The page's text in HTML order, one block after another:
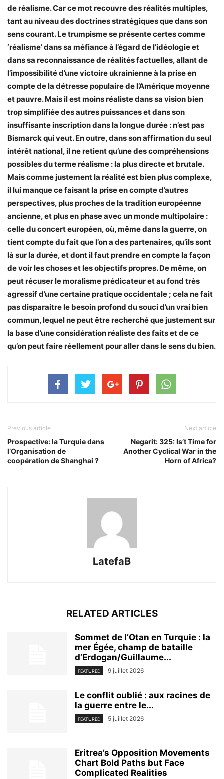
de réalisme. Car ce mot recouvre des réalités multiples,
tant au niveau des doctrines stratégiques que dans son
sens courant. Le trumpisme se présente certes comme
‘réalisme’ dans sa méfiance à l’égard de l’idéologie et
dans sa reconnaissance de réalités factuelles, allant de
l’impossibilité d’une victoire ukrainienne à la prise en
compte de la détresse populaire de l’Amérique moyenne
et pauvre. Mais il est moins réaliste dans sa vision bien
trop simplifiée des autres puissances et dans son
insuffisante inscription dans la longue durée : n’est pas
Bismarck qui veut. En outre, dans son affirmation du seul
intérêt national, il ne retient qu’une des compréhensions
possibles du terme réalisme : la plus directe et brutale.
Mais comme justement la réalité est bien plus complexe,
il lui manque ce faisant la prise en compte d’autres
perspectives, plus proches de la tradition européenne
ancienne, et plus en phase avec un monde multipolaire :
celle du concert européen, où, même dans la guerre, on
tient compte du fait que l’on a des partenaires, qu’ils sont
là sur la durée, et dont il faut prendre en compte la façon
de voir les choses et les objectifs propres. De même, on
peut récuser le moralisme prédicateur et au fond très
agressif d’une certaine pratique occidentale ; cela ne fait
pas disparaitre le besoin profond du souci d’un vrai bien
commun, lequel ne peut être recherché que justement sur
la base d’une considération réaliste des faits et de ce
qu’on peut faire réellement pour aller dans le sens du bien.
Previous article
Prospective: la Turquie dans
l’Organisation de
coopération de Shanghai ?
Next article
Negarit: 325: Is’t Time for
Another Cyclical War in the
Horn of Africa?
LatefaB
RELATED ARTICLES
Sommet de l’Otan en Turquie : la
mer Égée, champ de bataille
d’Erdogan/Guillaume...
FEATURED 9 juillet 2026
Le conflit oublié : aux racines de
la guerre entre le...
FEATURED 5 juillet 2026
Eritrea’s Opposition Movements
Chart Bold Paths but Face
Complicated Realities